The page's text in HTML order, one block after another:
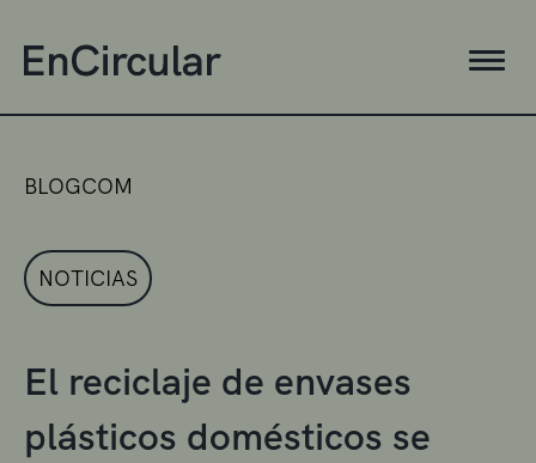
BLOGCOM
NOTICIAS
El reciclaje de envases
plásticos domésticos se